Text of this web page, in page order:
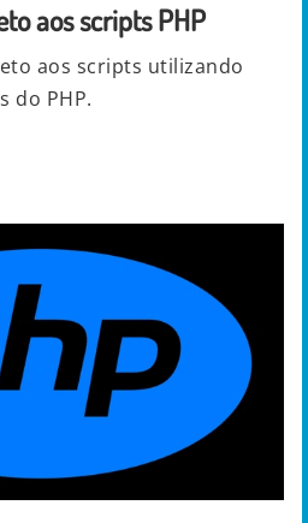
aos scripts PHP
aos scripts utilizando
do PHP.